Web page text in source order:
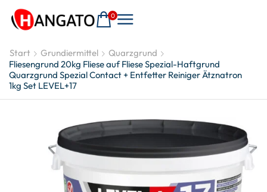
0
Start Grundiermittel
Quarzgrund
Fliesengrund 20kg Fliese auf Fliese Spezial-Haftgrund
Quarzgrund Spezial Contact + Entfetter Reiniger Ätznatron
1kg Set LEVEL+17